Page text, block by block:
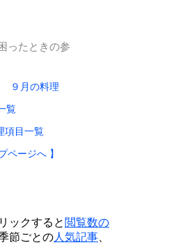
ったときの参
９月の料理
覧
項目一覧
ページへ 】
ックすると 閲覧数の
節ごとの人気記事